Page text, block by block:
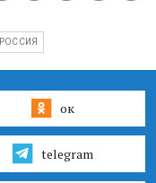
РОССИЯ
ок
telegram